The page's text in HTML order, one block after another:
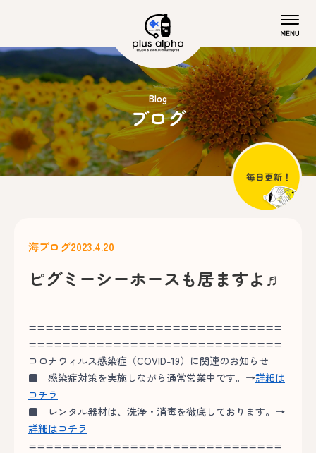
Blog
ブログ
海ブログ2023.4.20
ピグミーシーホースも居ますよ♬
==============================
==============================
コロナウィルス感染症（COVID-19）に関連のお知らせ
■ 感染症対策を実施しながら通常営業中です。→詳細は
コチラ
■ レンタル器材は、洗浄・消毒を徹底しております。→
詳細はコチラ
==============================